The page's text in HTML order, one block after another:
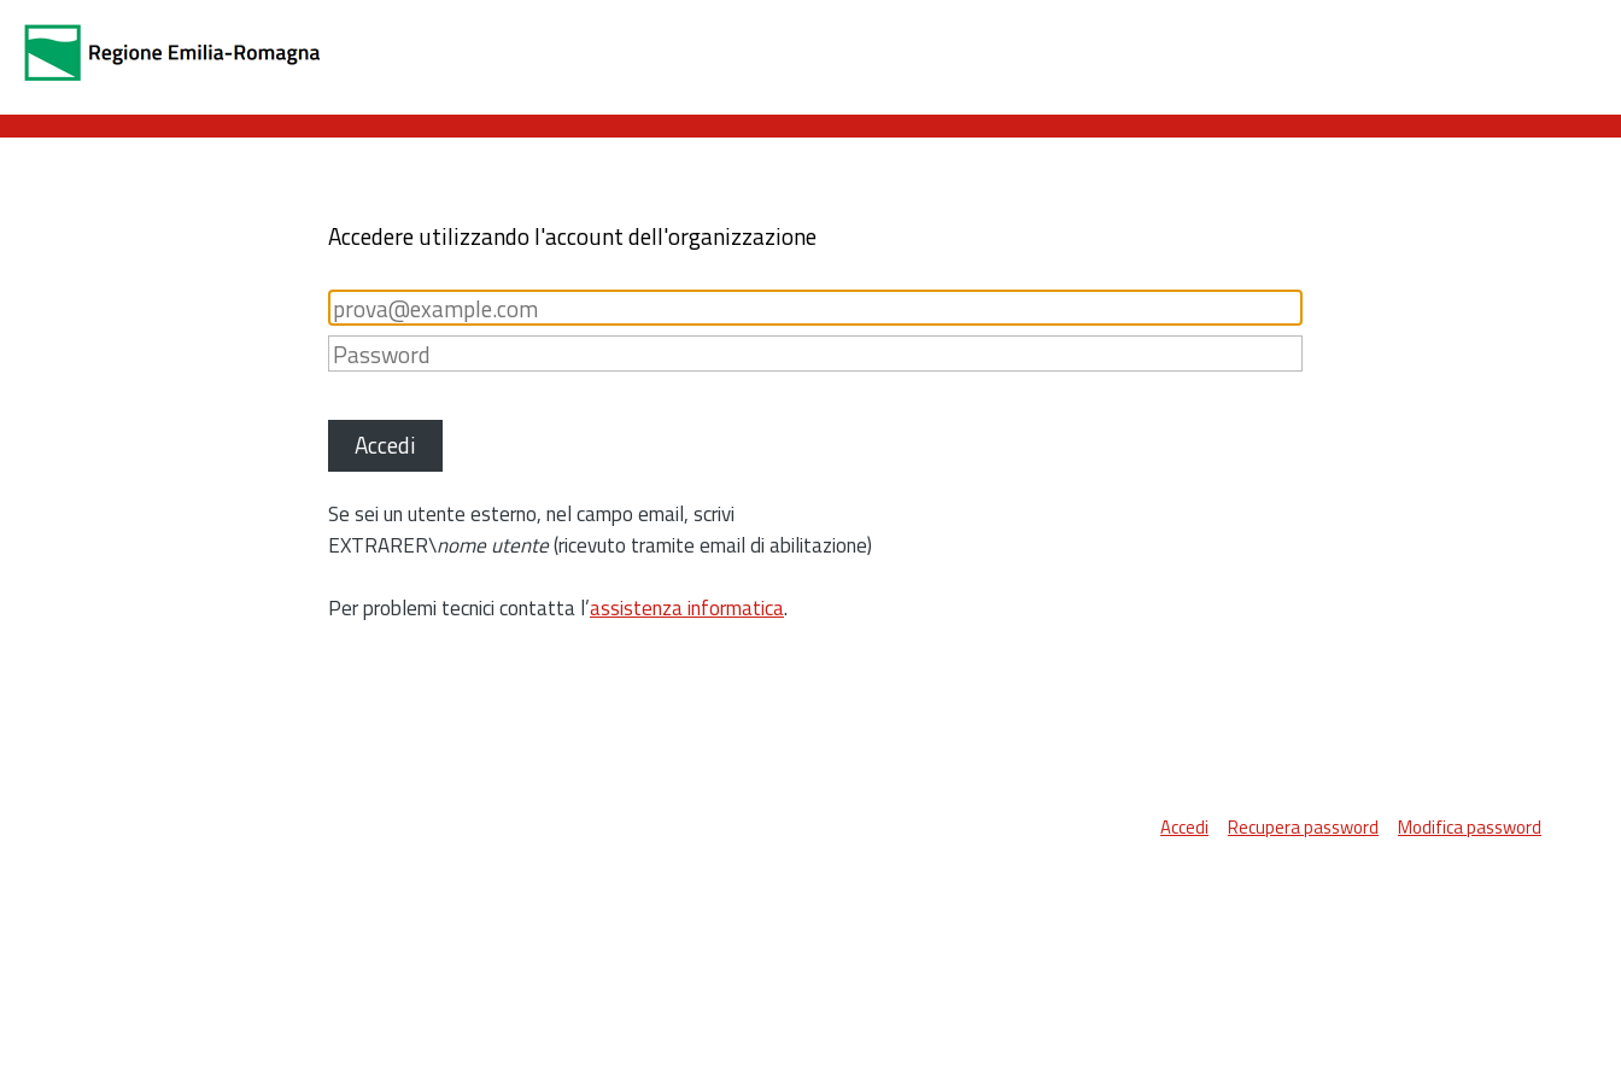
Accedere utilizzando l'account dell'organizzazione
Accedi
Se sei un utente esterno, nel campo email, scrivi
EXTRARER\nome utente(ricevuto tramite email di abilitazione)
Per problemi tecnici contatta l’assistenza informatica.
Accedi Recupera password Modifica password